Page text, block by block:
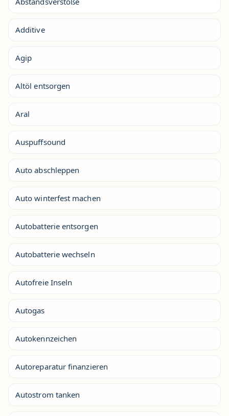
Additive
Agip
Altöl entsorgen
Aral
Auspuffsound
Auto abschleppen
Auto winterfest machen
Autobatterie entsorgen
Autobatterie wechseln
Autofreie Inseln
Autogas
Autokennzeichen
Autoreparatur finanzieren
Autostrom tanken